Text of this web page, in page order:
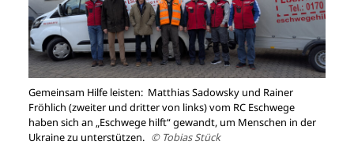
Gemeinsam Hilfe leisten: Matthias Sadowsky und Rainer
Fröhlich (zweiter und dritter von links) vom RC Eschwege
haben sich an „Eschwege hilft“ gewandt, um Menschen in der
Ukraine zu unterstützen. © Tobias Stück